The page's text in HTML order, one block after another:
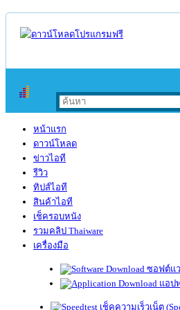
หน้าแรก
ดาวน์โหลด
ข่าวไอที
รีวิว
ทิปส์ไอที
สินค้าไอที
เช็ครอบหนัง
รวมคลิป Thaiware
เครื่องมือ
ซอฟต์แ
แอป
เช็คความเร็วเน็ต